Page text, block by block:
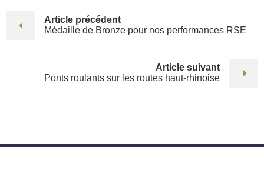
Article précédent
Médaille de Bronze pour nos performances RSE
Article suivant
Ponts roulants sur les routes haut-rhinoise